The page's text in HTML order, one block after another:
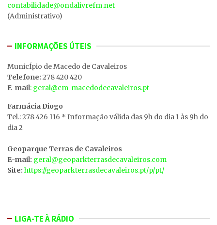
contabilidade@ondalivrefm.net
(Administrativo)
INFORMAÇÕES ÚTEIS
MunicÍpio de Macedo de Cavaleiros
Telefone: 278 420 420
E-mail: geral@cm-macedodecavaleiros.pt
Farmácia Diogo
Tel.: 278 426 116 * Informação válida das 9h do dia 1 às 9h do
dia 2
Geoparque Terras de Cavaleiros
E-mail: geral@geoparkterrasdecavaleiros.com
Site: https://geoparkterrasdecavaleiros.pt/p/pt/
LIGA-TE À RÁDIO